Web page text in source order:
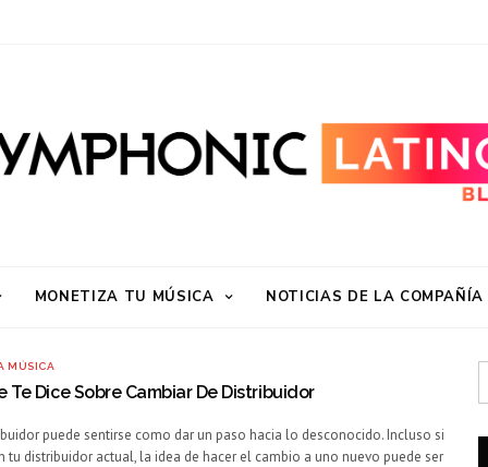
MONETIZA TU MÚSICA NOTICIAS DE LA COMPAÑÍA
MÚSICA
Te Dice Sobre Cambiar De Distribuidor
puede sentirse como dar un paso hacia lo desconocido. Incluso si
tu distribuidor actual, la idea de hacer el cambio a uno nuevo puede ser